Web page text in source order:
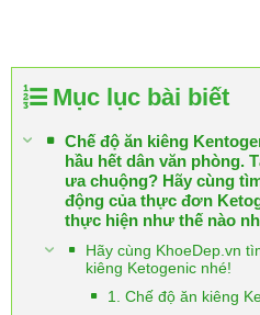
Mục lục bài biết
Chế độ ăn kiêng
hầu hết dân văn phòng.
ưa chuộng? Hãy cùng
động của thực đơn
thực hiện như thế nào
Hãy cùng KhoeDep.vn
kiêng Ketogenic nhé!
1. Chế độ ăn kiêng